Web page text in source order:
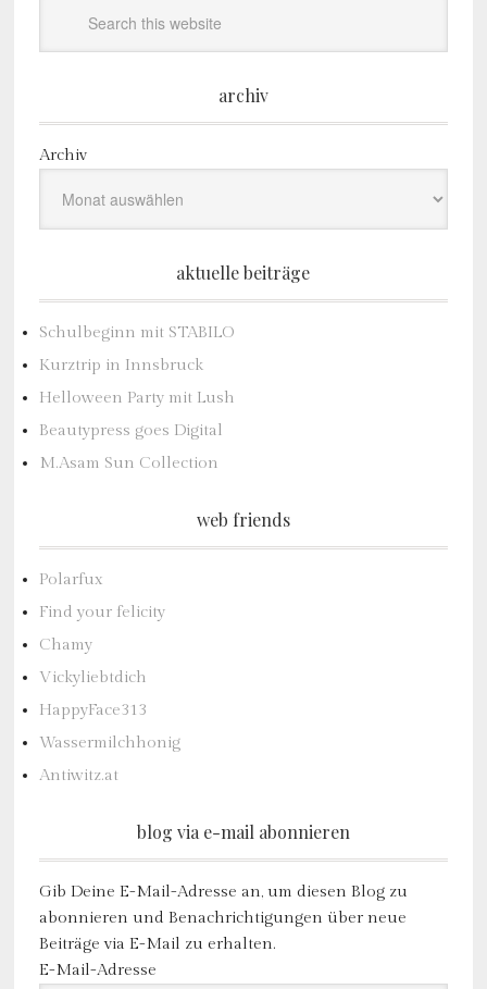
archiv
Archiv
aktuelle beiträge
Schulbeginn mit STABILO
Kurztrip in Innsbruck
Helloween Party mit Lush
Beautypress goes Digital
M.Asam Sun Collection
web friends
Polarfux
Find your felicity
Chamy
Vickyliebtdich
HappyFace313
Wassermilchhonig
Antiwitz.at
blog via e-mail abonnieren
Gib Deine E-Mail-Adresse an, um diesen Blog zu
abonnieren und Benachrichtigungen über neue
Beiträge via E-Mail zu erhalten.
E-Mail-Adresse